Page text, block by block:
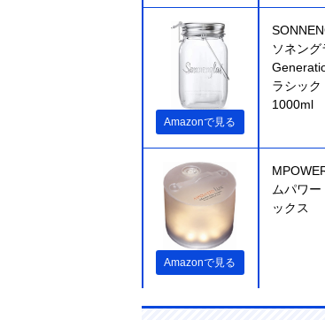
Amazonで見る
ソネング
ラシック
1000ml
Amazonで見る
ムパワー
ックス
ヤザワ